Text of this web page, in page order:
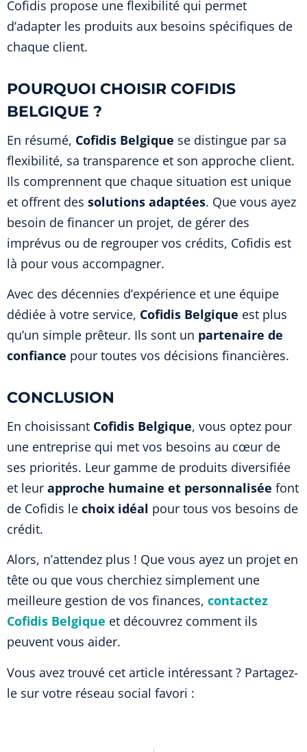
Cofidis propose une flexibilité qui permet
d’adapter les produits aux besoins spécifiques de
chaque client.
POURQUOI CHOISIR COFIDIS
BELGIQUE ?
En résumé, Cofidis Belgique se distingue par sa
flexibilité, sa transparence et son approche client.
Ils comprennent que chaque situation est unique
et offrent des solutions adaptées. Que vous ayez
besoin de financer un projet, de gérer des
imprévus ou de regrouper vos crédits, Cofidis est
là pour vous accompagner.
Avec des décennies d’expérience et une équipe
dédiée à votre service, Cofidis Belgique est plus
qu’un simple prêteur. Ils sont un partenaire de
confiance pour toutes vos décisions financières.
CONCLUSION
En choisissant Cofidis Belgique, vous optez pour
une entreprise qui met vos besoins au cœur de
ses priorités. Leur gamme de produits diversifiée
et leur approche humaine et personnalisée font
de Cofidis le choix idéal pour tous vos besoins de
crédit.
Alors, n’attendez plus ! Que vous ayez un projet en
tête ou que vous cherchiez simplement une
meilleure gestion de vos finances, contactez
Cofidis Belgique et découvrez comment ils
peuvent vous aider.
Vous avez trouvé cet article intéressant ? Partagez-
le sur votre réseau social favori :